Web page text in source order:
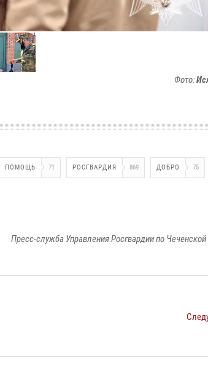
Фото:
ПОМОЩЬ 71 РОСГВАРДИЯ 869 ДОБРО 75
Пресс-служба Управления Росгвардии по